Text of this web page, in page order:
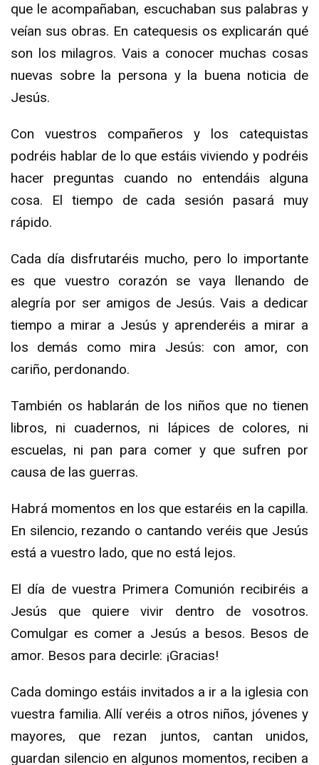
que le acompañaban, escuchaban sus palabras y
veían sus obras. En catequesis os explicarán qué
son los milagros. Vais a conocer muchas cosas
nuevas sobre la persona y la buena noticia de
Jesús.
Con vuestros compañeros y los catequistas
podréis hablar de lo que estáis viviendo y podréis
hacer preguntas cuando no entendáis alguna
cosa. El tiempo de cada sesión pasará muy
rápido.
Cada día disfrutaréis mucho, pero lo importante
es que vuestro corazón se vaya llenando de
alegría por ser amigos de Jesús. Vais a dedicar
tiempo a mirar a Jesús y aprenderéis a mirar a
los demás como mira Jesús: con amor, con
cariño, perdonando.
También os hablarán de los niños que no tienen
libros, ni cuadernos, ni lápices de colores, ni
escuelas, ni pan para comer y que sufren por
causa de las guerras.
Habrá momentos en los que estaréis en la capilla.
En silencio, rezando o cantando veréis que Jesús
está a vuestro lado, que no está lejos.
El día de vuestra Primera Comunión recibiréis a
Jesús que quiere vivir dentro de vosotros.
Comulgar es comer a Jesús a besos. Besos de
amor. Besos para decirle: ¡Gracias!
Cada domingo estáis invitados a ir a la iglesia con
vuestra familia. Allí veréis a otros niños, jóvenes y
mayores, que rezan juntos, cantan unidos,
guardan silencio en algunos momentos, reciben a